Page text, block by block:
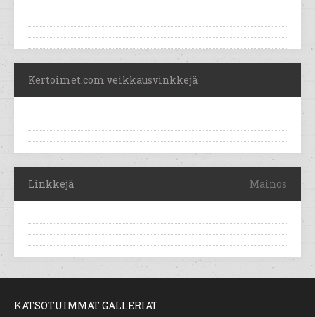
Kertoimet.com veikkausvinkkejä
Linkkejä Mainos
KATSOTUIMMAT GALLERIAT